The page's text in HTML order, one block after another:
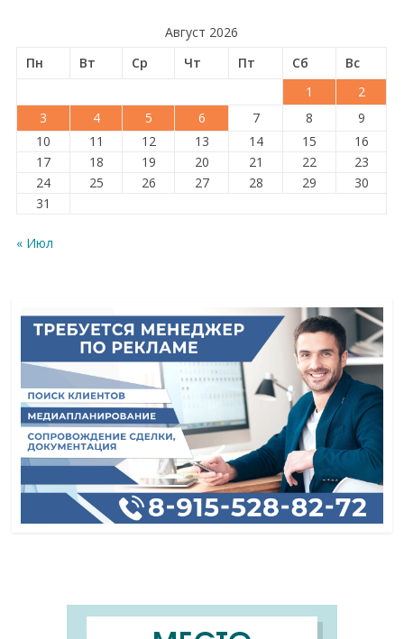
Август 2026
Пн
Вт Ср Чт Пт Сб
Вс
1
2
3
4 5 6 7 8
9
10
11 12 13 14 15
16
17
18 19 20 21 22
23
24
25 26 27 28 29
30
31
« Июл